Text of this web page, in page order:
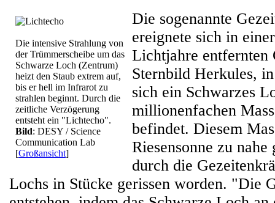
Die intensive Strahlung von
der Trümmerscheibe um das
Schwarze Loch (Zentrum)
heizt den Staub extrem auf,
bis er hell im Infrarot zu
strahlen beginnt. Durch die
zeitliche Verzögerung
entsteht ein "Lichtecho".
Bild: DESY / Science
Communication Lab
[Großansicht]
Die sogenannte
ereignete sich in
Lichtjahre entfernten
Sternbild Herkules,
sich ein Schwarzes
millionenfachen
befindet. Diesem
Riesensonne zu nahe
durch die
Lochs in Stücke gerissen worden. "Die